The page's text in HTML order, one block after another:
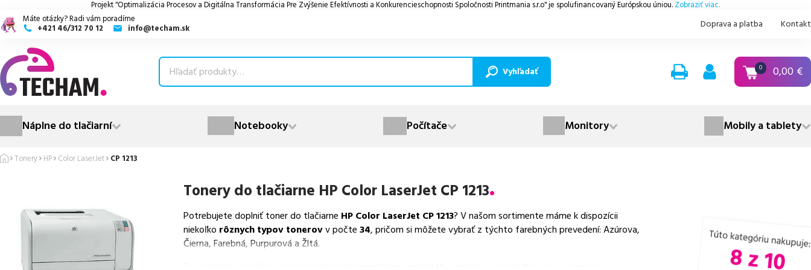
Projekt "Optimalizácia Procesov a Digitálna Transformácia Pre Zvýšenie Efektívnosti a Konkurencieschopnosti Spoločnosti Printmania s.r.o" je spolufinancovaný Európskou úniou. Zobraziť viac.
Máte otázky? Radi vám poradíme
+421 46/312 70 12
info@techam.sk Doprava a platba Kontakt
Vyhľadať 0 0,00 €
Náplne do tlačiarní Notebooky Počítače Monitory Mobily a tablety
Tonery HP Color LaserJet CP 1213
Tonery do tlačiarne HP Color LaserJet CP 1213
Potrebujete doplniť toner do tlačiarne HP Color LaserJet CP 1213? V našom sortimente máme k dispozícii
niekoľko rôznych typov tonerovv počte 34, pričom si môžete vybrať z týchto farebných prevedení: Azúrova,
Čierna, Farebná, Purpurová a Žltá.